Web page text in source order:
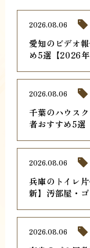
愛知のビデオ
め5選【2026年
2026.08.06
千葉のハウス
者おすすめ5選
2026.08.06
兵庫のトイレ
新】汚部屋・
2026.08.06
2026.08.06